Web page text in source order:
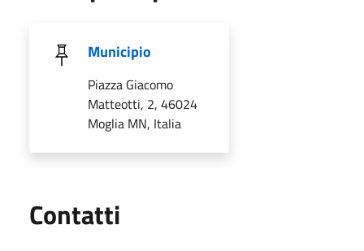
Municipio
Piazza Giacomo
Matteotti, 2, 46024
Moglia MN, Italia
Contatti